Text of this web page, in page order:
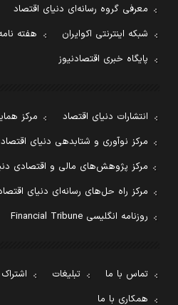
معرفی گروه رسانه‌ای دنیای اقتصاد
شبکه اینترنتی اکوایران
هفته
پایگاه خبری اقتصادنیوز
انتشارات دنیای اقتصاد
مرکز
مرکز نوآوری و شتابدهی دنیای اقتصاد
مرکز پژوهش‌های مالی و اقتصادی
مرکز راه حل‌های رسانه‌ای دنیای
روزنامه انگلیسی Financial Tribune
تماس با ما تبلیغات اشتراک
همکاری با ما